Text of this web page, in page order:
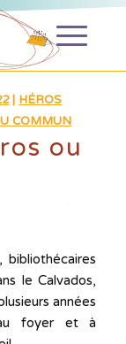
| HÉROS
COMMUN
ou
bibliothécaires
le Calvados,
années
foyer et à